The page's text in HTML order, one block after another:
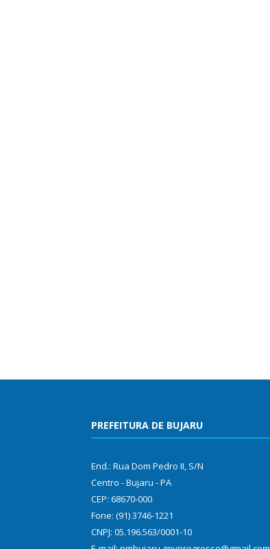
PREFEITURA DE BUJARU
End.: Rua Dom Pedro II, S/N
Centro - Bujaru - PA
CEP: 68670-000
Fone: (91) 3746-1221
CNPJ: 05.196.563/0001-10